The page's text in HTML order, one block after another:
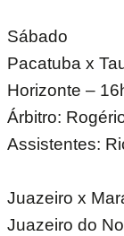
Sábado
Pacatuba x
Horizonte –
Árbitro:
Assistentes:
Juazeiro x
Juazeiro do